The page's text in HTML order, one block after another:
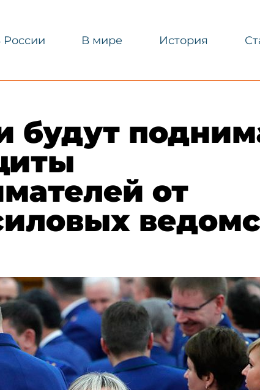
России В мире История
будут
от